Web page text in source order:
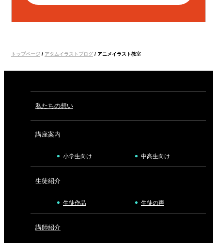
トップページ / アタムイラストブログ/ アニメイラスト教室
私たちの想い
講座案内
小学生向け 中高生向け
生徒紹介
生徒作品 生徒の声
講師紹介